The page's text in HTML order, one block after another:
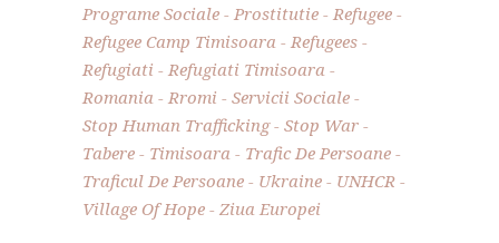
Programe Sociale
Prostitutie
Refugee
Refugee Camp Timisoara
Refugees
Refugiati
Refugiati Timisoara
Romania
Rromi
Servicii Sociale
Stop Human Trafficking
Stop War
Tabere
Timisoara
Trafic De Persoane
Traficul De Persoane
Ukraine
UNHCR
Village Of Hope
Ziua Europei